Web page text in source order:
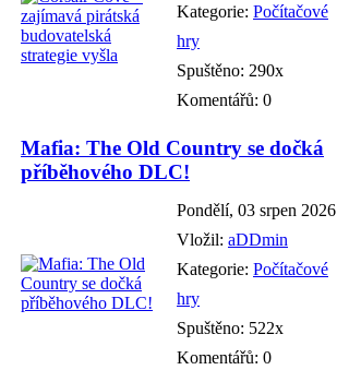
Kategorie: Počítačové
hry
Spuštěno: 290x
Komentářů: 0
Mafia: The Old Country se dočká
příběhového DLC!
Pondělí, 03 srpen 2026
Vložil: aDDmin
Kategorie: Počítačové
hry
Spuštěno: 522x
Komentářů: 0